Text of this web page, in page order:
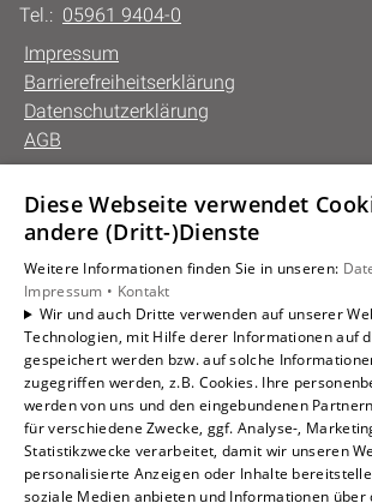
Tel.: 05961 9404-0
Impressum
Barrierefreiheitserklärung
Datenschutzerklärung
AGB
Unsere Bereiche
Gewerbekunden
Karriere
Unternehmen
Kontakt
Diese Webseite verwendet
andere (Dritt-)Dienste
Weitere Informationen finden Sie in unseren:
Impressum • Kontakt
Wir und auch Dritte verwenden auf unserer
Technologien, mit Hilfe derer Informationen auf
gespeichert werden bzw. auf solche
zugegriffen werden, z.B. Cookies. Ihre
werden von uns und den eingebundenen
für verschiedene Zwecke, ggf. Analyse-,
Statistikzwecke verarbeitet, damit wir unseren
personalisierte Anzeigen oder Inhalte
soziale Medien anbieten und Informationen über